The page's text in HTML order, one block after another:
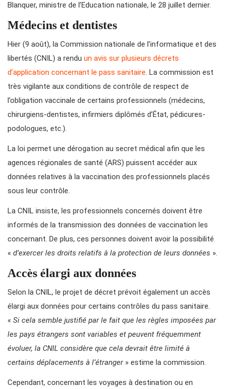
Blanquer, ministre de l’Education nationale, le 28 juillet dernier.
Médecins et dentistes
Hier (9 août), la Commission nationale de l’informatique et des
libertés (CNIL) a rendu un avis sur plusieurs décrets
d’application concernant le pass sanitaire. La commission est
très vigilante aux conditions de contrôle de respect de
l’obligation vaccinale de certains professionnels (médecins,
chirurgiens-dentistes, infirmiers diplômés d’État, pédicures-
podologues, etc.).
La loi permet une dérogation au secret médical afin que les
agences régionales de santé (ARS) puissent accéder aux
données relatives à la vaccination des professionnels placés
sous leur contrôle.
La CNIL insiste, les professionnels concernés doivent être
informés de la transmission des données de vaccination les
concernant. De plus, ces personnes doivent avoir la possibilité
« d’exercer les droits relatifs à la protection de leurs données ».
Accès élargi aux données
Selon la CNIL, le projet de décret prévoit également un accès
élargi aux données pour certains contrôles du pass sanitaire.
« Si cela semble justifié par le fait que les règles imposées par
les pays étrangers sont variables et peuvent fréquemment
évoluer, la CNIL considère que cela devrait être limité à
certains déplacements à l’étranger» estime la commission.
Cependant, concernant les voyages à destination ou en